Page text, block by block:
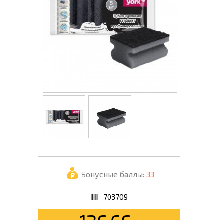
Бонусные баллы: 33
703709